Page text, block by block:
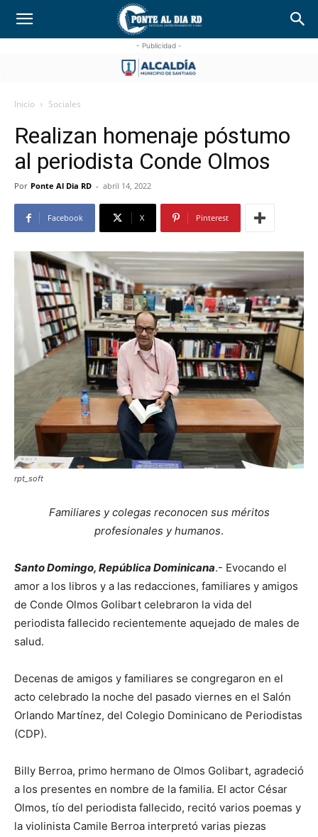
- Publicidad -
Inicio Sociales
Realizan homenaje póstumo
al periodista Conde Olmos
Por Ponte Al Dia RD - abril 14, 2022
Facebook X Pinterest
rpt_soft
Familiares y colegas reconocen sus méritos
profesionales y humanos.
Santo Domingo, República Dominicana.- Evocando el
amor a los libros y a las redacciones, familiares y amigos
de Conde Olmos Golibart celebraron la vida del
periodista fallecido recientemente aquejado de males de
salud.
Decenas de amigos y familiares se congregaron en el
acto celebrado la noche del pasado viernes en el Salón
Orlando Martínez, del Colegio Dominicano de Periodistas
(CDP).
Billy Berroa, primo hermano de Olmos Golibart, agradeció
a los presentes en nombre de la familia. El actor César
Olmos, tío del periodista fallecido, recitó varios poemas y
la violinista Camile Berroa interpretó varias piezas